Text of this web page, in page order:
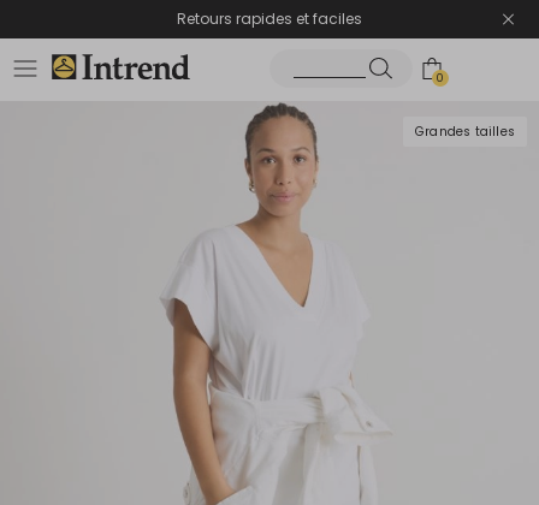
Retours rapides et faciles
0
Grandes tailles